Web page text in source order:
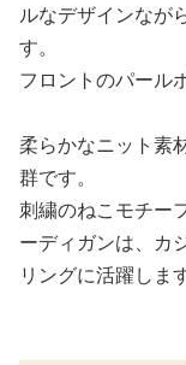
ルなデザインなが
す。
フロントのパール
柔らかなニット素
群です。
刺繍のねこモチー
ーディガンは、カ
リングに活躍します